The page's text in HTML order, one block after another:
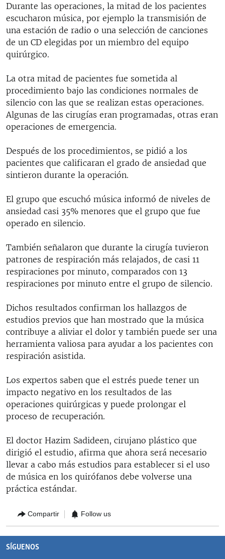
Durante las operaciones, la mitad de los pacientes
escucharon música, por ejemplo la transmisión de
una estación de radio o una selección de canciones
de un CD elegidas por un miembro del equipo
quirúrgico.
La otra mitad de pacientes fue sometida al
procedimiento bajo las condiciones normales de
silencio con las que se realizan estas operaciones.
Algunas de las cirugías eran programadas, otras eran
operaciones de emergencia.
Después de los procedimientos, se pidió a los
pacientes que calificaran el grado de ansiedad que
sintieron durante la operación.
El grupo que escuchó música informó de niveles de
ansiedad casi 35% menores que el grupo que fue
operado en silencio.
También señalaron que durante la cirugía tuvieron
patrones de respiración más relajados, de casi 11
respiraciones por minuto, comparados con 13
respiraciones por minuto entre el grupo de silencio.
Dichos resultados confirman los hallazgos de
estudios previos que han mostrado que la música
contribuye a aliviar el dolor y también puede ser una
herramienta valiosa para ayudar a los pacientes con
respiración asistida.
Los expertos saben que el estrés puede tener un
impacto negativo en los resultados de las
operaciones quirúrgicas y puede prolongar el
proceso de recuperación.
El doctor Hazim Sadideen, cirujano plástico que
dirigió el estudio, afirma que ahora será necesario
llevar a cabo más estudios para establecer si el uso
de música en los quirófanos debe volverse una
práctica estándar.
Compartir Follow us
SÍGUENOS